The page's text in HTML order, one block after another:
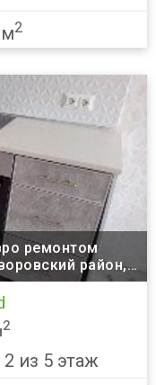
2
ремонтом
район,
2
2 из 5 этаж